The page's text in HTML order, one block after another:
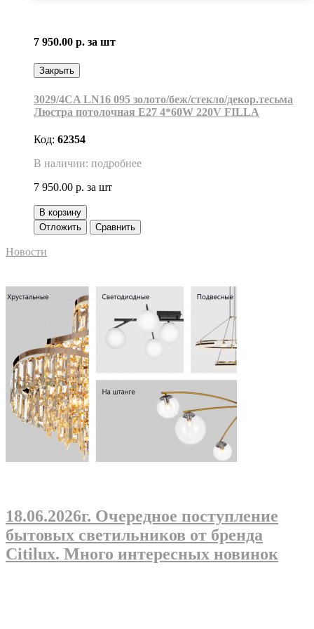
7 950.00 р. за шт
Закрыть
3029/4CA LN16 095 золото/беж/стекло/декор.тесьма
Люстра потолочная E27 4*60W 220V FILLA
Код: 62354
В наличии: подробнее
7 950.00 р. за шт
В корзину
Отложить
Сравнить
Новости
18.06.2026г. Очередное поступление
бытовых светильников от бренда
Citilux. Много интересных новинок